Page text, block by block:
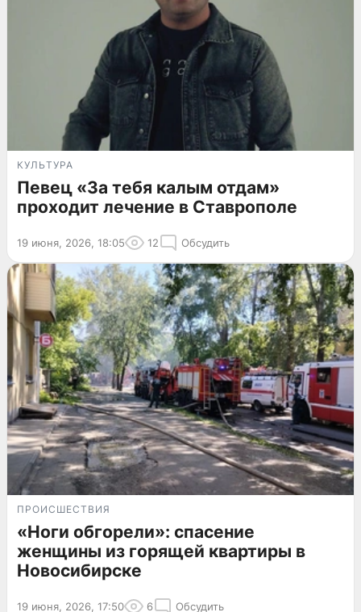
КУЛЬТУРА
Певец «За тебя калым отдам»
проходит лечение в Ставрополе
19 июня, 2026, 18:05 12 Обсудить
ПРОИСШЕСТВИЯ
«Ноги обгорели»: спасение
женщины из горящей квартиры в
Новосибирске
19 июня, 2026, 17:50 6 Обсудить